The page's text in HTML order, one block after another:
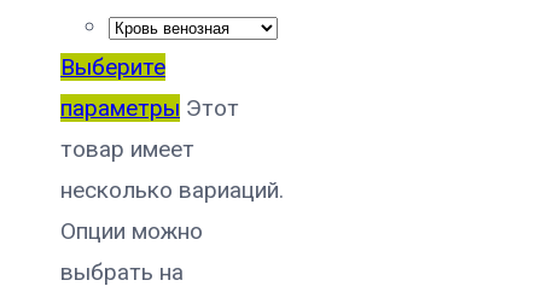
Выберите
параметры Этот
товар имеет
несколько вариаций.
Опции можно
выбрать на